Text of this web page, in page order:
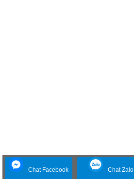
Chat Facebook Chat Zalo